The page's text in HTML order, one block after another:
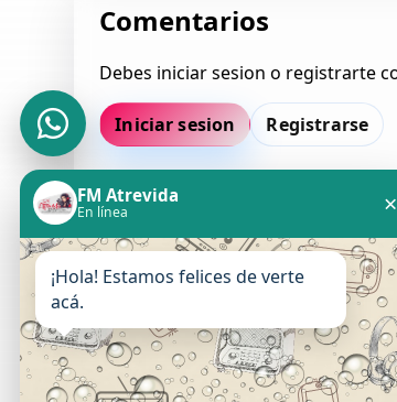
Comentarios
Debes iniciar sesion o registrarte
Iniciar sesion Registrarse
Todavia no hay comentarios
FM Atrevida
En línea ×
¡Hola! Estamos felices de verte
acá.